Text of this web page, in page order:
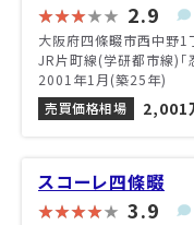
2.9
大阪府四條畷市西中野
JR片町線(学研都市線)「
2001年1月(築25年)
売買価格相場
2,001
スコーレ四條畷
3.9